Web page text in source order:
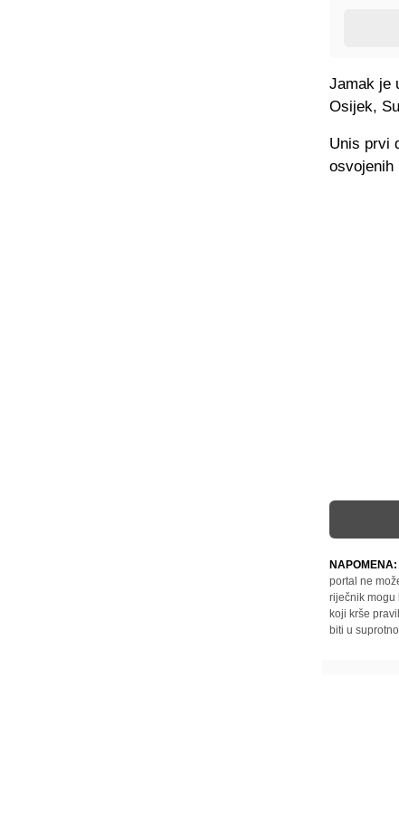
Jamak je
Osijek,
Unis prvi
osvojenih
NAPOMENA:
portal ne
riječnik mogu
koji krše
biti u